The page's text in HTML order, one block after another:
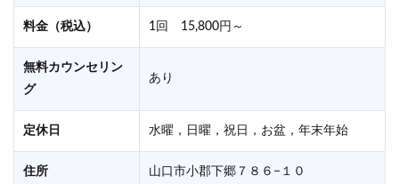
料金（税込） 1回 15,800円～
無料カウンセリン
グ
あり
定休日 水曜，日曜，祝日，お盆，年末年始
住所 山口市小郡下郷７８６−１０